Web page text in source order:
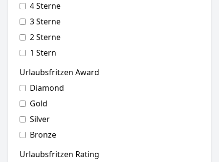
4 Sterne
3 Sterne
2 Sterne
1 Stern
Urlaubsfritzen Award
Diamond
Gold
Silver
Bronze
Urlaubsfritzen Rating